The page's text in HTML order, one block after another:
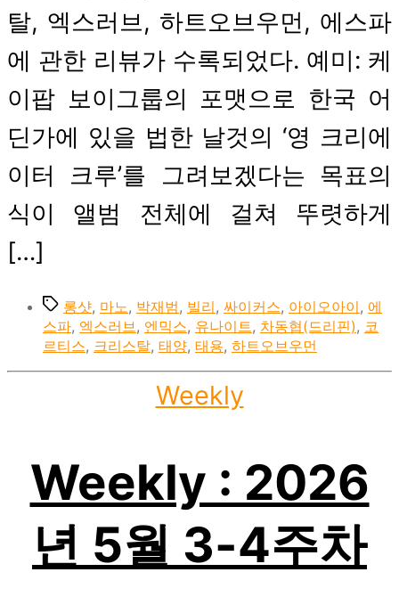
탈, 엑스러브, 하트오브우먼, 에스파
에 관한 리뷰가 수록되었다. 예미: 케
이팝 보이그룹의 포맷으로 한국 어
딘가에 있을 법한 날것의 ‘영 크리에
이터 크루’를 그려보겠다는 목표의
식이 앨범 전체에 걸쳐 뚜렷하게
[…]
Tags롱샷, 마노 , 박재범 , 빌리 , 싸이커스, 아이오아이 , 에
스파, 엑스러브 , 엔믹스, 유나이트 , 차동협(드리핀) , 코
르티스, 크리스탈, 태양, 태용, 하트오브우먼
Categories
Weekly
Weekly : 2026
년 5월 3-4주차